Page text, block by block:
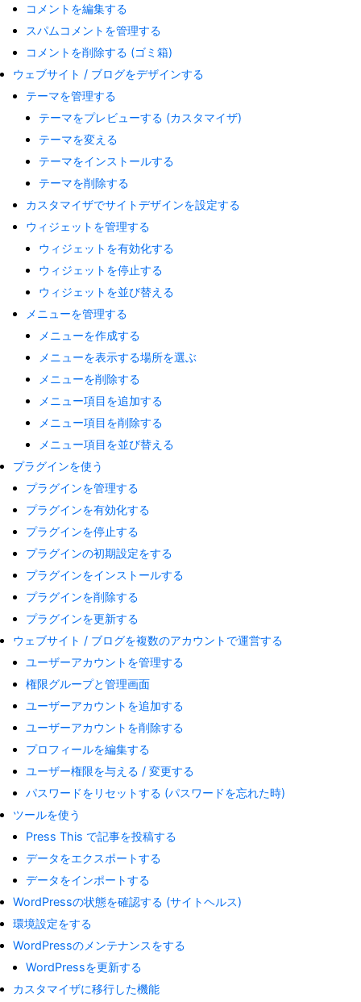
コメントを編集する
スパムコメントを管理する
コメントを削除する (ゴミ箱)
ウェブサイト / ブログをデザインする
テーマを管理する
テーマをプレビューする (カスタマイザ)
テーマを変える
テーマをインストールする
テーマを削除する
カスタマイザでサイトデザインを設定する
ウィジェットを管理する
ウィジェットを有効化する
ウィジェットを停止する
ウィジェットを並び替える
メニューを管理する
メニューを作成する
メニューを表示する場所を選ぶ
メニューを削除する
メニュー項目を追加する
メニュー項目を削除する
メニュー項目を並び替える
プラグインを使う
プラグインを管理する
プラグインを有効化する
プラグインを停止する
プラグインの初期設定をする
プラグインをインストールする
プラグインを削除する
プラグインを更新する
ウェブサイト / ブログを複数のアカウントで運営する
ユーザーアカウントを管理する
権限グループと管理画面
ユーザーアカウントを追加する
ユーザーアカウントを削除する
プロフィールを編集する
ユーザー権限を与える / 変更する
パスワードをリセットする (パスワードを忘れた時)
ツールを使う
Press This で記事を投稿する
データをエクスポートする
データをインポートする
WordPressの状態を確認する (サイトヘルス)
環境設定をする
WordPressのメンテナンスをする
WordPressを更新する
カスタマイザに移行した機能